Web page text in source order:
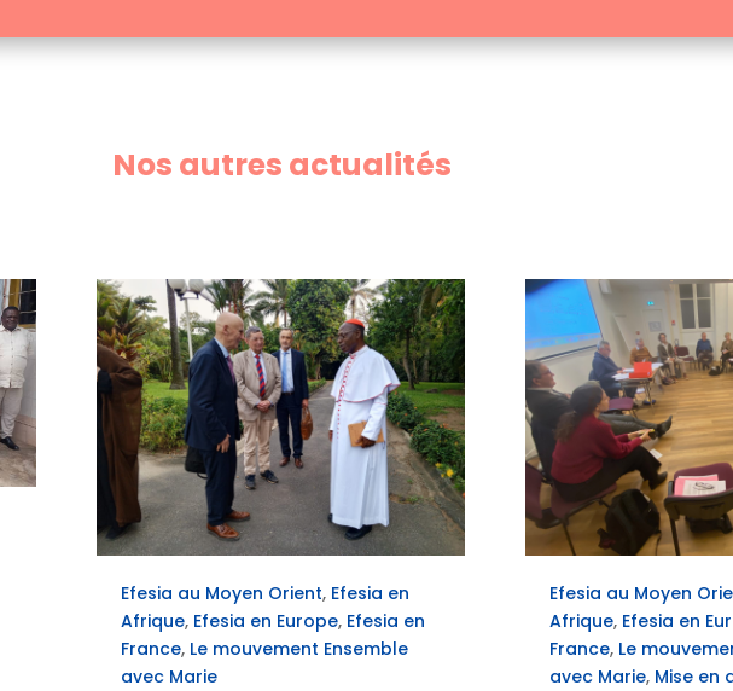
Nos autres actualités
Efesia au Moyen Orient, Efesia en
Afrique, Efesia en Europe, Efesia en
France, Le mouvement Ensemble
avec Marie
Efesia au Moyen
Afrique, Efesia en
France, Le
avec Marie, Mise en